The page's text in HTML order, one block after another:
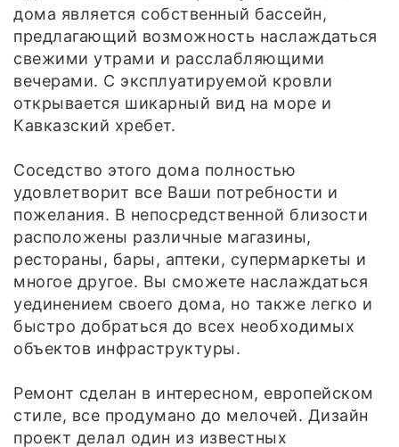
дома является собственный бассейн,
предлагающий возможность наслаждаться
свежими утрами и расслабляющими
вечерами. С эксплуатируемой кровли
открывается шикарный вид на море и
Кавказский хребет.
Соседство этого дома полностью
удовлетворит все Ваши потребности и
пожелания. В непосредственной близости
расположены различные магазины,
рестораны, бары, аптеки, супермаркеты и
многое другое. Вы сможете наслаждаться
уединением своего дома, но также легко и
быстро добраться до всех необходимых
объектов инфраструктуры.
Ремонт сделан в интересном, европейском
стиле, все продумано до мелочей. Дизайн
проект делал один из известных